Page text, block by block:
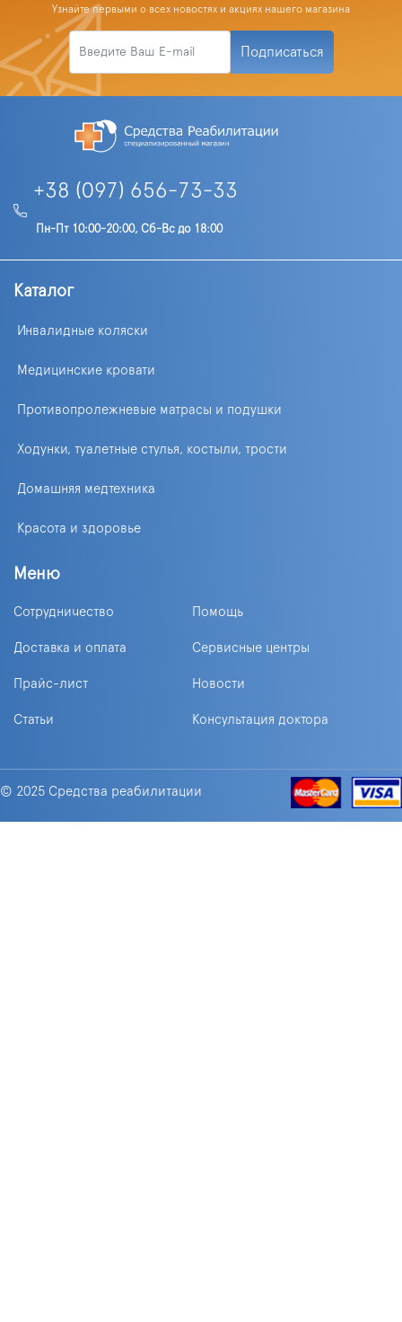
Узнайте первыми о всех новостях и акциях нашего магазина
Подписаться
+38 (097) 656-73-33
Пн-Пт 10:00-20:00, Сб-Вс до 18:00
Каталог
Инвалидные коляски
Медицинские кровати
Противопролежневые матрасы и подушки
Ходунки, туалетные стулья, костыли, трости
Домашняя медтехника
Красота и здоровье
Меню
Сотрудничество Помощь
Доставка и оплата Сервисные центры
Прайс-лист Новости
Статьи Консультация доктора
© 2025 Средства реабилитации